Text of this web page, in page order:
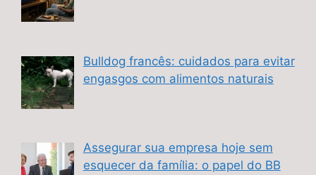
Bulldog francês: cuidados para evitar
engasgos com alimentos naturais
Assegurar sua empresa hoje sem
esquecer da família: o papel do BB